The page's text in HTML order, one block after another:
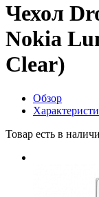
Чехол
Nokia
Clear)
Обзор
Товар есть в